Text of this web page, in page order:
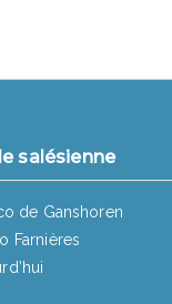
salésienne
de Ganshoren
Farnières